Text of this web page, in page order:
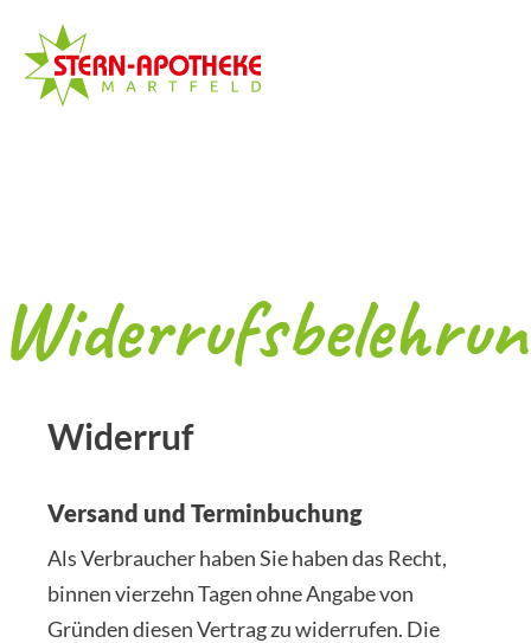
Widerruf
Versand und Terminbuchung
Als Verbraucher haben Sie haben das Recht,
binnen vierzehn Tagen ohne Angabe von
Gründen diesen Vertrag zu widerrufen. Die